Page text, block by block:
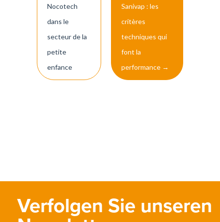
navigation
Nocotech
dans le
secteur de la
petite
enfance
Sanivap : les
critères
techniques qui
font la
performance →
Verfolgen Sie unseren